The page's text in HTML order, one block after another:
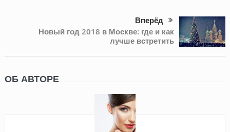
Вперёд
Новый год 2018 в Москве: где и как
лучше встретить
ОБ АВТОРЕ